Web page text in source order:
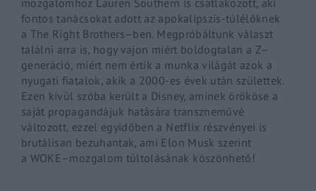
fontos tanácsokat adott az apokalipszis-túlélőknek
a The Right Brothers–ben. Megpróbáltunk választ
találni arra is, hogy vajon miért boldogtalan a Z–
generáció , miért nem értik a munka világát azok a
nyugati fiatalok, akik a 2000-es évek után születtek.
Ezen kívül szóba került a Disney, aminek örököse a
saját propagandájuk hatására transzneművé
változott, ezzel egyidőben a Netflix részvényei is
brutálisan bezuhantak, ami Elon M usk szerint
a WOKE –mozgalom túltolásának köszönhető!